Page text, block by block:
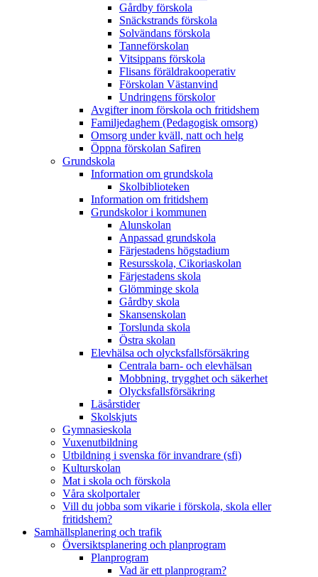
Gårdby förskola
Snäckstrands förskola
Solvändans förskola
Tanneförskolan
Vitsippans förskola
Flisans föräldrakooperativ
Förskolan Västanvind
Undringens förskolor
Avgifter inom förskola och fritidshem
Familjedaghem (Pedagogisk omsorg)
Omsorg under kväll, natt och helg
Öppna förskolan Safiren
Grundskola
Information om grundskola
Skolbiblioteken
Information om fritidshem
Grundskolor i kommunen
Alunskolan
Anpassad grundskola
Färjestadens högstadium
Resursskola, Cikoriaskolan
Färjestadens skola
Glömminge skola
Gårdby skola
Skansenskolan
Torslunda skola
Östra skolan
Elevhälsa och olycksfallsförsäkring
Centrala barn- och elevhälsan
Mobbning, trygghet och säkerhet
Olycksfallsförsäkring
Läsårstider
Skolskjuts
Gymnasieskola
Vuxenutbildning
Utbildning i svenska för invandrare (sfi)
Kulturskolan
Mat i skola och förskola
Våra skolportaler
Vill du jobba som vikarie i förskola, skola eller
fritidshem?
Samhällsplanering och trafik
Översiktsplanering och planprogram
Planprogram
Vad är ett planprogram?